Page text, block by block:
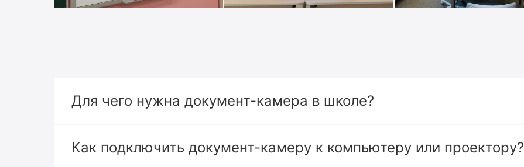
Для чего нужна документ-камера в школе?
Как подключить документ-камеру к компьютеру или проектору?